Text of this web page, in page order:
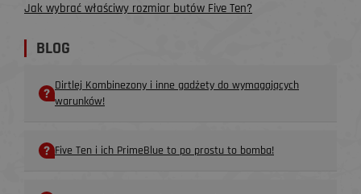
Jak wybrać właściwy rozmiar butów Five Ten?
BLOG
Dirtlej Kombinezony i inne gadżety do wymagających
warunków!
Five Ten i ich PrimeBlue to po prostu to bomba!